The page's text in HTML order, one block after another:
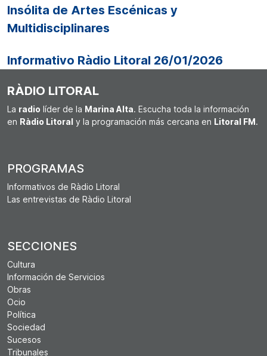
Insólita de Artes Escénicas y
Multidisciplinares
Informativo Ràdio Litoral 26/01/2026
RÀDIO LITORAL
La radio líder de la Marina Alta. Escucha toda la información
en Ràdio Litoral y la programación más cercana en Litoral FM.
PROGRAMAS
Informativos de Ràdio Litoral
Las entrevistas de Ràdio Litoral
SECCIONES
Cultura
Información de Servicios
Obras
Ocio
Política
Sociedad
Sucesos
Tribunales